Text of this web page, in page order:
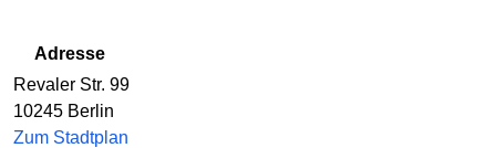
Adresse
Revaler Str. 99
10245 Berlin
Zum Stadtplan